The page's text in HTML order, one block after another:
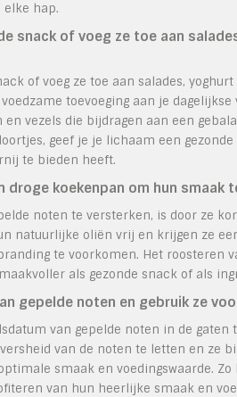
elke hap.
snack of voeg ze toe aan
of voeg ze toe aan salades,
toevoeging aan je
vezels die bijdragen aan een
geef je je lichaam een
te bieden heeft.
koekenpan om hun smaak
noten te versterken, is door ze
natuurlijke oliën vrij en krijgen ze
te voorkomen. Het roosteren
als gezonde snack of als
gepelde noten en gebruik ze
van gepelde noten in de
van de noten te letten en ze
smaak en voedingswaarde.
van hun heerlijke smaak en